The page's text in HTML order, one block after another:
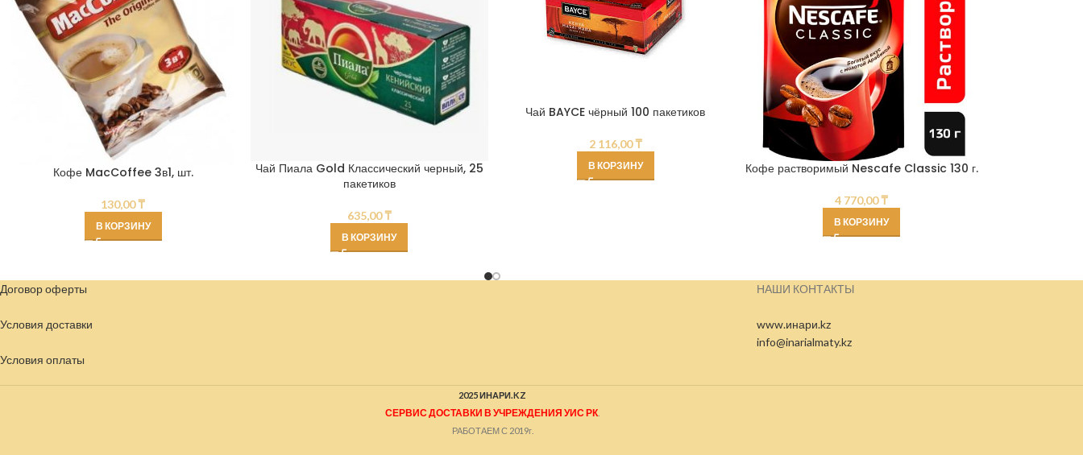
Кофе MacCoffee 3в1, шт.
130,00₸
В КОРЗИНУ
Чай Пиала Gold Классический черный, 25
пакетиков
635,00₸
В КОРЗИНУ
Чай BAYCE чёрный 100 пакетиков
2 116,00₸
В КОРЗИНУ Кофе растворимый Nescafe Classic 130 г.
4 770,00₸
В КОРЗИНУ
Договор оферты
Условия доставки
Условия оплаты
НАШИ КОНТАКТЫ
www.инари.kz
info@inarialmaty.kz
2025 ИНАРИ.KZ
СЕРВИС ДОСТАВКИ В УЧРЕЖДЕНИЯ УИС РК
РАБОТАЕМ С 2019г.